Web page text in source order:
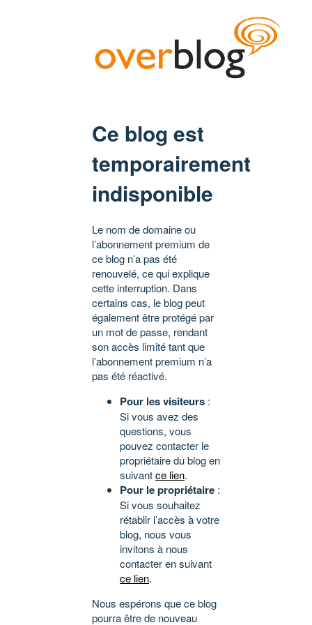
Ce blog est
temporairement
indisponible
Le nom de domaine ou
l’abonnement premium de
ce blog n’a pas été
renouvelé, ce qui explique
cette interruption. Dans
certains cas, le blog peut
également être protégé par
un mot de passe, rendant
son accès limité tant que
l’abonnement premium n’a
pas été réactivé.
Pour les visiteurs :
Si vous avez des
questions, vous
pouvez contacter le
propriétaire du blog en
suivantce lien.
Pour le propriétaire :
Si vous souhaitez
rétablir l’accès à votre
blog, nous vous
invitons à nous
contacter en suivant
ce lien.
Nous espérons que ce blog
pourra être de nouveau